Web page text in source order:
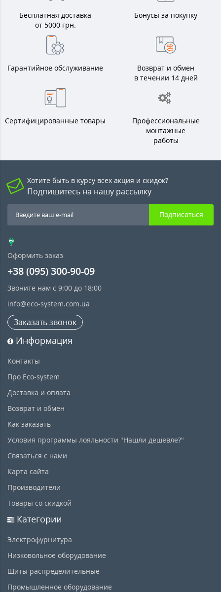
Бесплатная доставка
от 5000 грн.
Бонусы за покупку
Гарантийное обслуживание
Возврат и обмен
в течении 14 дней
Сертифицированные товары
Профессиональные
монтажные
работы
Хотите быть в курсу всех акция и скидок?
Подпишитесь на нашу рассылку
Подписаться
Оформить заказ
+38 (095) 300-90-09
Звоните нам с 9:00 до 18:00
info@eco-system.com.ua
Заказать звонок
Информация
Контакты
Про Eco-system
Доставка и оплата
Возврат и обмен
Как заказать
Условия программы лояльности "Нашли дешевле?"
Связаться с нами
Карта сайта
Производители
Товары со скидкой
Категории
Электрофурнитура
Низковольное оборудование
Щиты распределительные
Промышленное оборудование